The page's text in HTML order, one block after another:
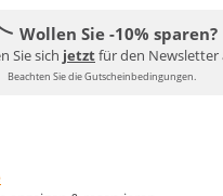
Wollen Sie -10% sparen?
Sie sich jetztfür den Newsletter
Beachten Sie die Gutscheinbedingungen.